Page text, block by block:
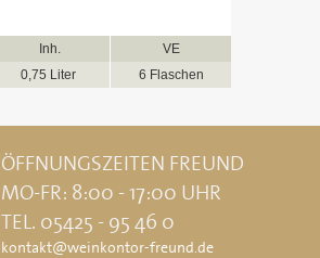
Inh.
VE
0,75 Liter
6 Flaschen
ÖFFNUNGSZEITEN FREUND
MO-FR: 8:00 - 17:00 UHR
TEL. 05425 - 95 46 0
kontakt@weinkontor-freund.de